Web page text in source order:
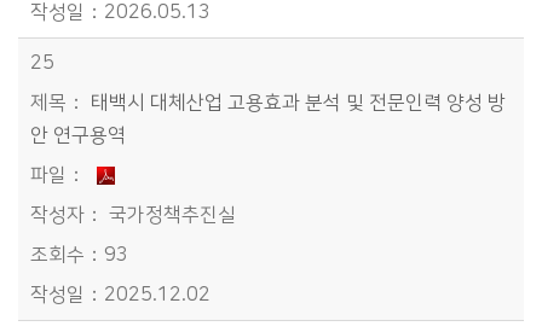
2026.05.13
25
태백시 대체산업 고용효과 분석 및 전문인력 양성 방
안 연구용역
국가정책추진실
93
2025.12.02